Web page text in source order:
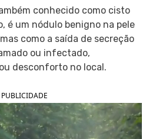
conhecido como cisto
é um nódulo benigno na pele
como a saída de secreção
ou infectado,
desconforto no local.
PUBLICIDADE